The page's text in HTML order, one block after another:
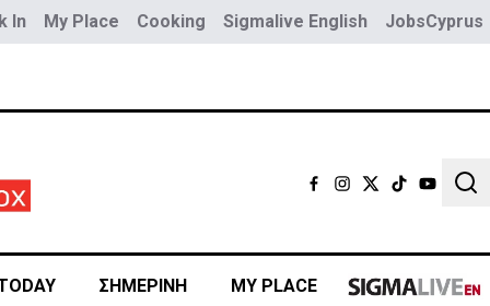
In My Place Cooking Sigmalive English JobsCyprus
ΣΗΜΕΡΙΝΗ MY PLACE